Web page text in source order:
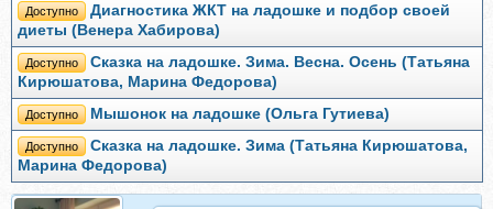
Доступно
Диагностика ЖКТ на ладошке и подбор своей
диеты (Венера Хабирова)
Доступно
Сказка на ладошке. Зима. Весна. Осень (Татьяна
Кирюшатова, Марина Федорова)
Доступно Мышонок на ладошке (Ольга Гутиева)
Доступно
Сказка на ладошке. Зима (Татьяна Кирюшатова,
Марина Федорова)